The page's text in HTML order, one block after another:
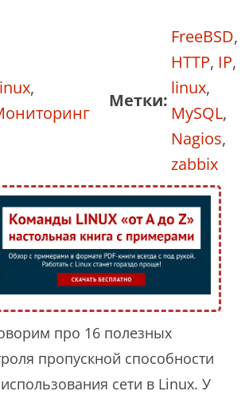
,
Метки:
FreeBSD,
HTTP, IP,
linux,
MySQL,
Nagios,
zabbix
про 16 полезных
пропускной способности
сети в Linux. У